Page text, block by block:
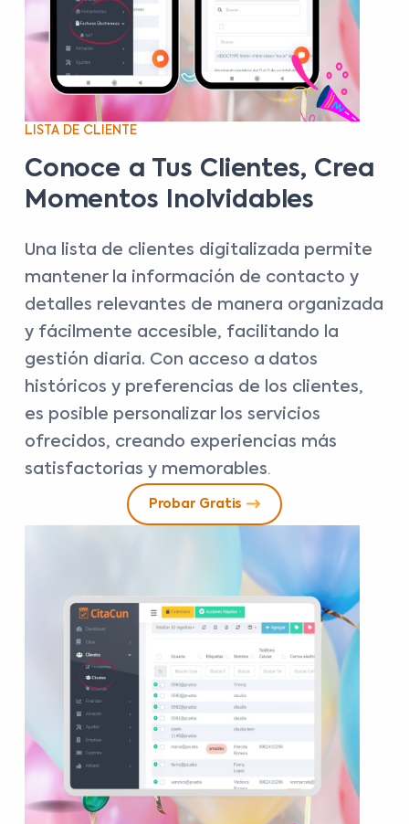
LISTA DE CLIENTE
Conoce a Tus Clientes, Crea
Momentos Inolvidables
Una lista de clientes digitalizada permite
mantener la información de contacto y
detalles relevantes de manera organizada
y fácilmente accesible, facilitando la
gestión diaria. Con acceso a datos
históricos y preferencias de los clientes,
es posible personalizar los servicios
ofrecidos, creando experiencias más
satisfactorias y memorables.
Probar Gratis